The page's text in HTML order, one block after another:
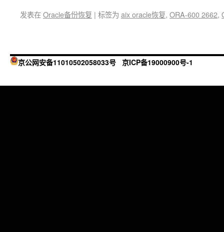
发表在Oracle备份恢复 | 标签为 aix oracle恢复, ORA-600 2662,
京公网安备11010502058033号 京ICP备19000900号-1